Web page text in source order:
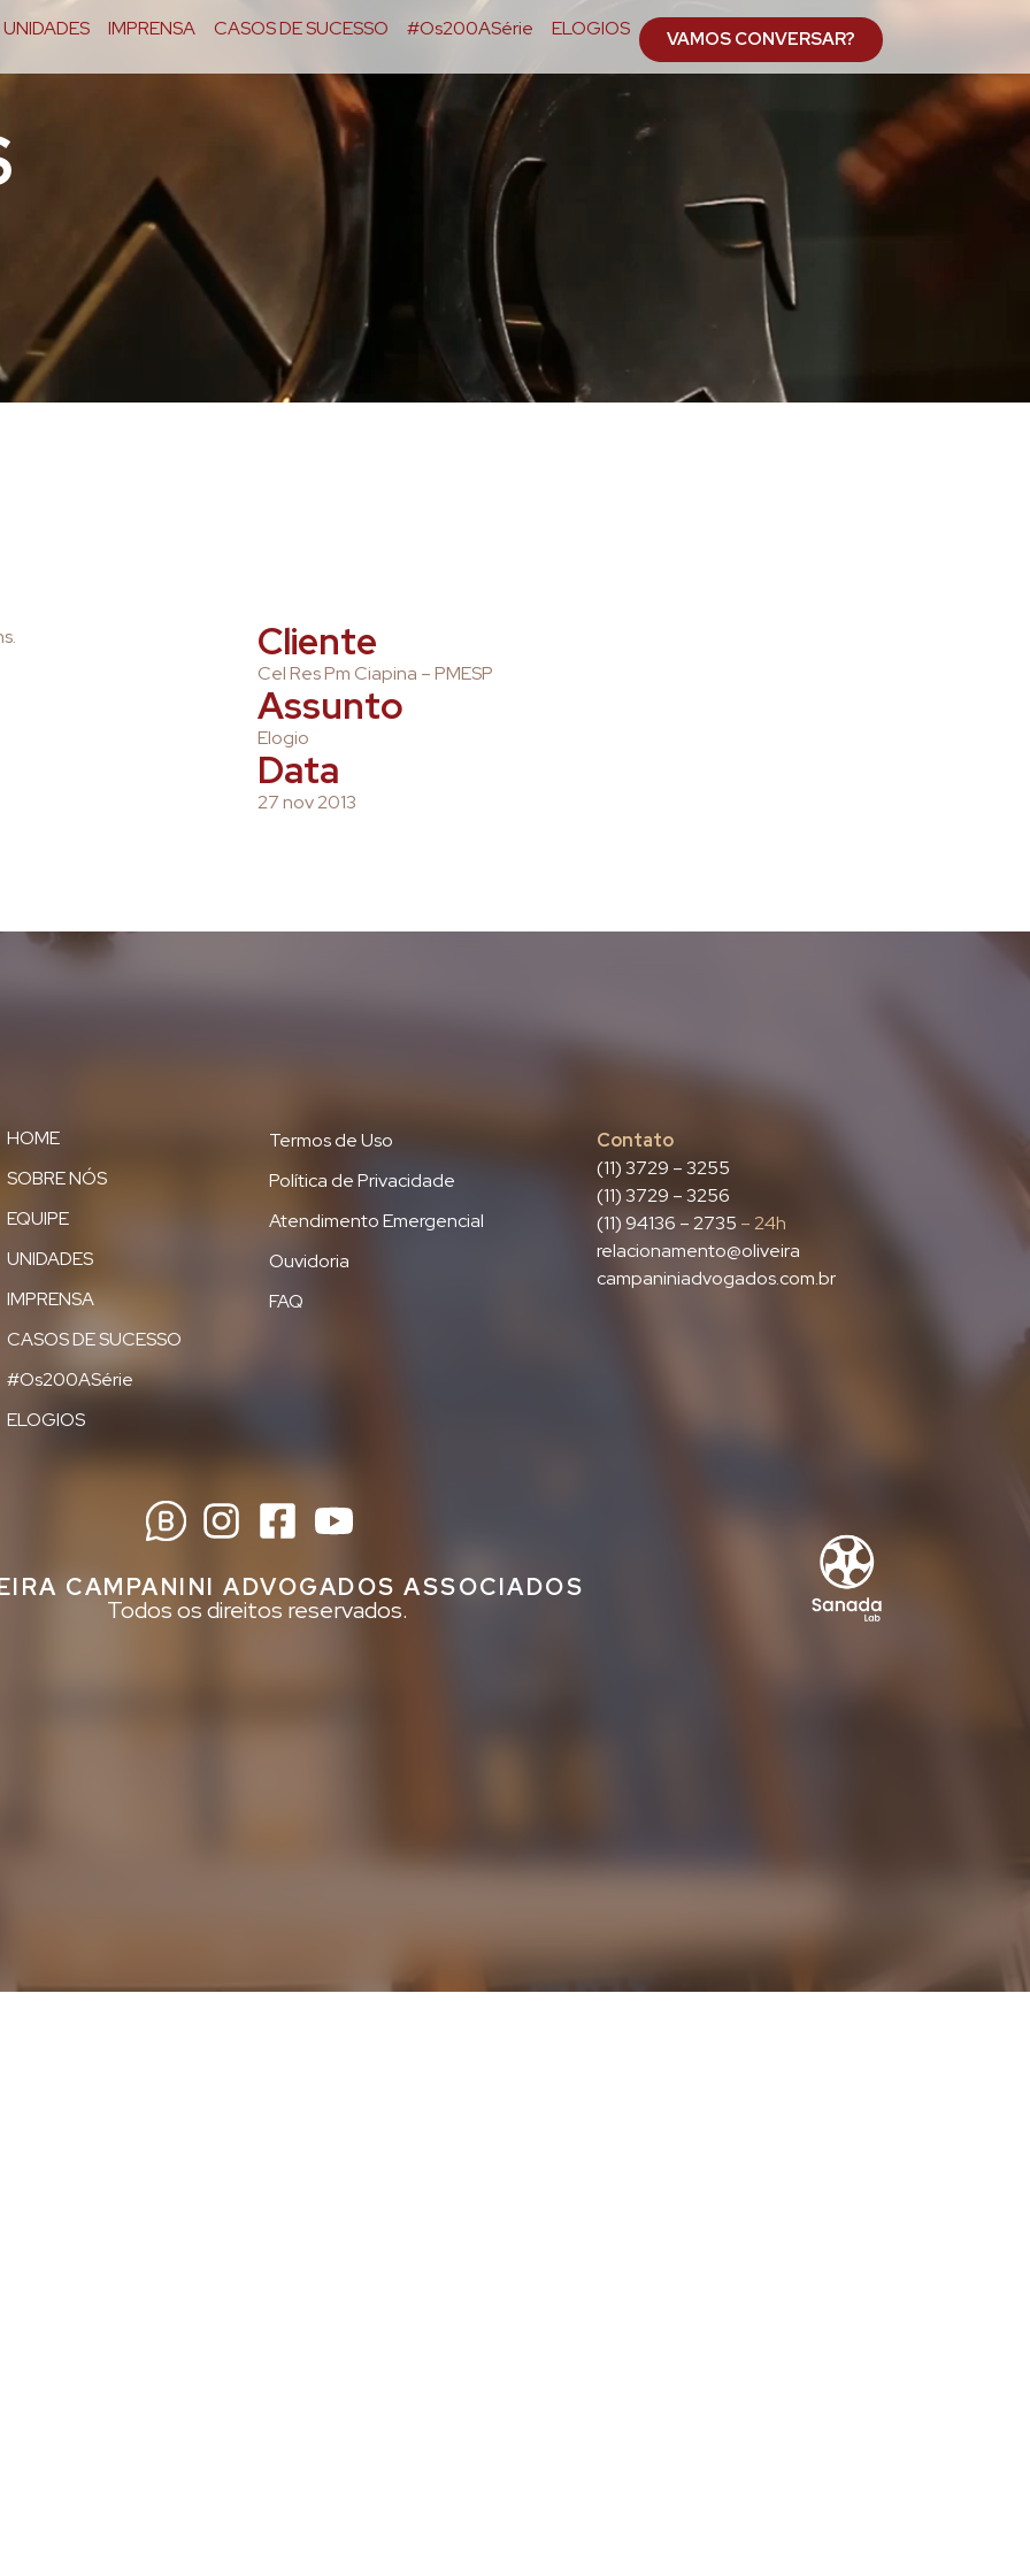
UNIDADES IMPRENSA CASOS DE SUCESSO #Os200ASérie ELOGIOS VAMOS CONVERSAR?
Cliente
Cel Res Pm Ciapina – PMESP
Assunto
Elogio
Data
27 nov 2013
HOME
SOBRE NÓS
EQUIPE
UNIDADES
IMPRENSA
CASOS DE SUCESSO
#Os200ASérie
ELOGIOS
Termos de Uso
Política de Privacidade
Atendimento Emergencial
Ouvidoria
FAQ
Contato
(11) 3729 – 3255
(11) 3729 – 3256
(11) 94136 – 2735 – 24h
relacionamento@oliveira
campaniniadvogados.com.br
CAMPANINI ADVOGADOS ASSOCIADOS
Todos os direitos reservados.